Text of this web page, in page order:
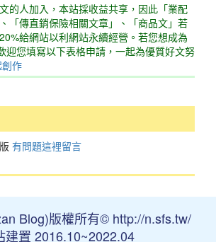
的人加入，本站採收益共享，因此「業配
「傳直銷保險相關文章」、「商品文」若
給網站以利網站永續經營。若您想成為
迎您填寫以下表格申請，一起為優質好文努
作
有問題這裡留言
Blog)版權所有© http://n.sfs.tw/
建置 2016.10~2022.04